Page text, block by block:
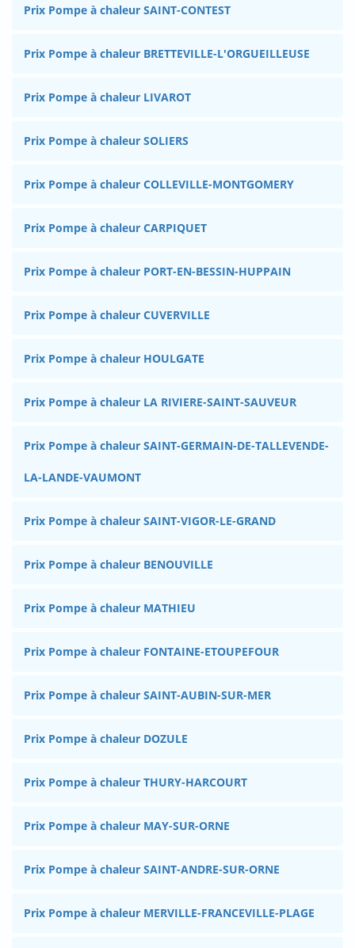
Prix Pompe à chaleur SAINT-CONTEST
Prix Pompe à chaleur BRETTEVILLE-L'ORGUEILLEUSE
Prix Pompe à chaleur LIVAROT
Prix Pompe à chaleur SOLIERS
Prix Pompe à chaleur COLLEVILLE-MONTGOMERY
Prix Pompe à chaleur CARPIQUET
Prix Pompe à chaleur PORT-EN-BESSIN-HUPPAIN
Prix Pompe à chaleur CUVERVILLE
Prix Pompe à chaleur HOULGATE
Prix Pompe à chaleur LA RIVIERE-SAINT-SAUVEUR
Prix Pompe à chaleur SAINT-GERMAIN-DE-TALLEVENDE-
LA-LANDE-VAUMONT
Prix Pompe à chaleur SAINT-VIGOR-LE-GRAND
Prix Pompe à chaleur BENOUVILLE
Prix Pompe à chaleur MATHIEU
Prix Pompe à chaleur FONTAINE-ETOUPEFOUR
Prix Pompe à chaleur SAINT-AUBIN-SUR-MER
Prix Pompe à chaleur DOZULE
Prix Pompe à chaleur THURY-HARCOURT
Prix Pompe à chaleur MAY-SUR-ORNE
Prix Pompe à chaleur SAINT-ANDRE-SUR-ORNE
Prix Pompe à chaleur MERVILLE-FRANCEVILLE-PLAGE